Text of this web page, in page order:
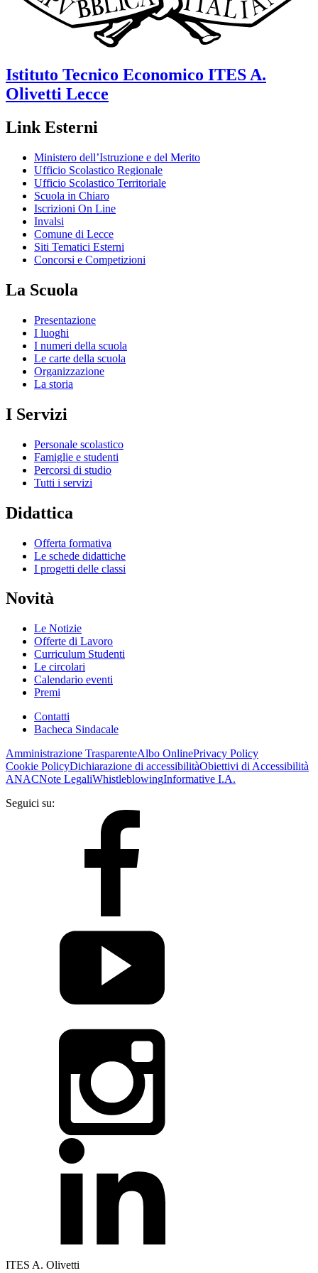
Istituto Tecnico Economico ITES A.
Olivetti Lecce
Link Esterni
Ministero dell’Istruzione e del Merito
Ufficio Scolastico Regionale
Ufficio Scolastico Territoriale
Scuola in Chiaro
Iscrizioni On Line
Invalsi
Comune di Lecce
Siti Tematici Esterni
Concorsi e Competizioni
La Scuola
Presentazione
I luoghi
I numeri della scuola
Le carte della scuola
Organizzazione
La storia
I Servizi
Personale scolastico
Famiglie e studenti
Percorsi di studio
Tutti i servizi
Didattica
Offerta formativa
Le schede didattiche
I progetti delle classi
Novità
Le Notizie
Offerte di Lavoro
Curriculum Studenti
Le circolari
Calendario eventi
Premi
Contatti
Bacheca Sindacale
Amministrazione TrasparenteAlbo OnlinePrivacy Policy
Cookie PolicyDichiarazione di accessibilitàObiettivi di Accessibilità
ANACNote LegaliWhistleblowingInformative I.A.
Seguici su:
ITES A. Olivetti